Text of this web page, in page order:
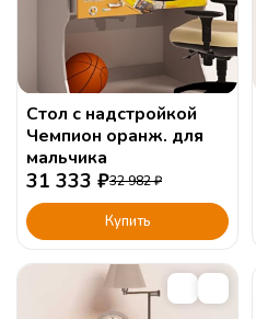
Стол с надстройкой
Чемпион оранж. для
мальчика
31 333 ₽32 982₽
Купить